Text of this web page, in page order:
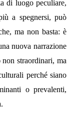
di luogo peculiare,
a spegnersi, può
ma non basta: è
nuova narrazione
straordinari, ma
perché siano
o prevalenti,